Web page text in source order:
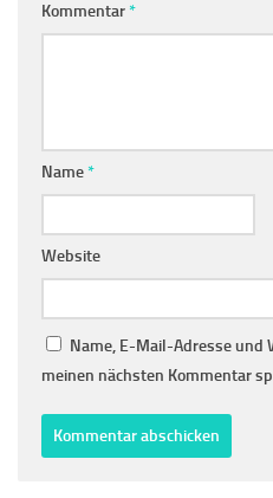
Kommentar*
Name*
Website
Name, E-Mail-Adresse und
meinen nächsten Kommentar